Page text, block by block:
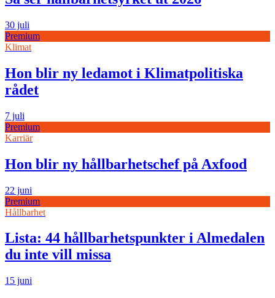
30 juli
Premium
Klimat
Hon blir ny ledamot i Klimatpolitiska
rådet
7 juli
Premium
Karriär
Hon blir ny hållbarhetschef på Axfood
22 juni
Premium
Hållbarhet
Lista: 44 hållbarhetspunkter i Almedalen
du inte vill missa
15 juni